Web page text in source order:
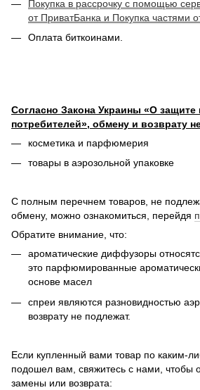
Покупка в рассрочку с помощью
от ПриватБанка и Покупка частями
Оплата биткоинами.
Согласно Закона Украины «О защите
потребителей», обмену и возврату
косметика и парфюмерия
товары в аэрозольной упаковке
С полным перечнем товаров, не
обмену, можно ознакомиться, перейдя
Обратите внимание, что:
ароматические диффузоры
это парфюмированные
основе масел
спреи являются разновидностью
возврату не подлежат.
Если купленный вами товар по каким-
подошел вам, свяжитесь с нами, чтобы
замены или возврата: